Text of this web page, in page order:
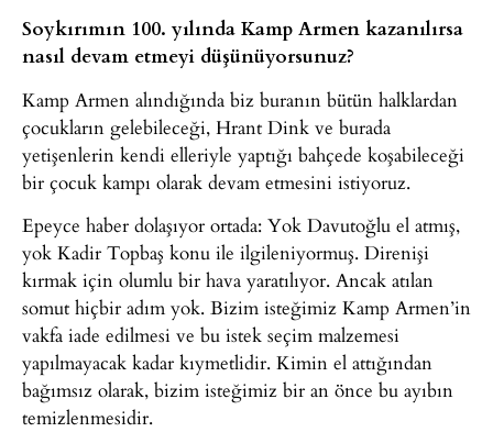
Soykırımın 100. yılında Kamp Armen kazanılırsa
nasıl devam etmeyi düşünüyorsunuz?
Kamp Armen alındığında biz buranın bütün halklardan
çocukların gelebileceği, Hrant Dink ve burada
yetişenlerin kendi elleriyle yaptığı bahçede koşabileceği
bir çocuk kampı olarak devam etmesini istiyoruz.
Epeyce haber dolaşıyor ortada: Yok Davutoğlu el atmış,
yok Kadir Topbaş konu ile ilgileniyormuş. Direnişi
kırmak için olumlu bir hava yaratılıyor. Ancak atılan
somut hiçbir adım yok. Bizim isteğimiz Kamp Armen’in
vakfa iade edilmesi ve bu istek seçim malzemesi
yapılmayacak kadar kıymetlidir. Kimin el attığından
bağımsız olarak, bizim isteğimiz bir an önce bu ayıbın
temizlenmesidir.